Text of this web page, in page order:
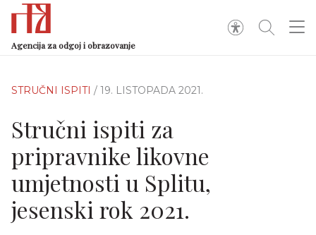
Agencija za odgoj i obrazovanje
STRUČNI ISPITI / 19. LISTOPADA 2021.
Stručni ispiti za
pripravnike likovne
umjetnosti u Splitu,
jesenski rok 2021.